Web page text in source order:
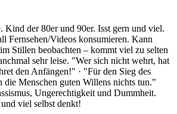
Kind der 80er und 90er. Isst gern und viel.
Fernsehen/Videos konsumieren. Kann
Stillen beobachten – kommt viel zu selten
sehr leise. "Wer sich nicht wehrt, hat
den Anfängen!" · "Für den Sieg des
die Menschen guten Willens nichts tun."
Ungerechtigkeit und Dummheit.
viel selbst denkt!